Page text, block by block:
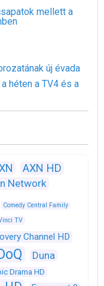
mellett a
új évada
héten a TV4 és a
AXN HD
Network
Comedy Central Family
TV
Channel HD
Duna
Drama HD